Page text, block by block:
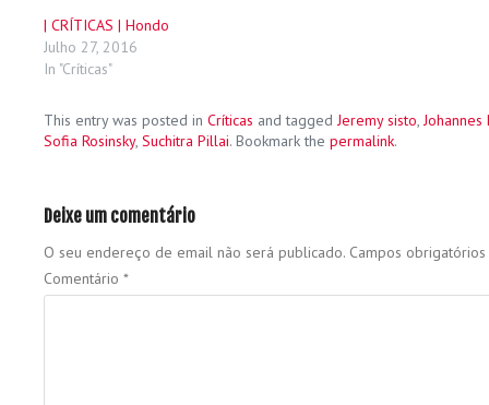
| CRÍTICAS | Hondo
Julho 27, 2016
In "Críticas"
This entry was posted in Críticas and taggedJeremy sisto,Johannes
Sofia Rosinsky, Suchitra Pillai. Bookmark the permalink.
Deixe um comentário
O seu endereço de email não será publicado. Campos
Comentário *